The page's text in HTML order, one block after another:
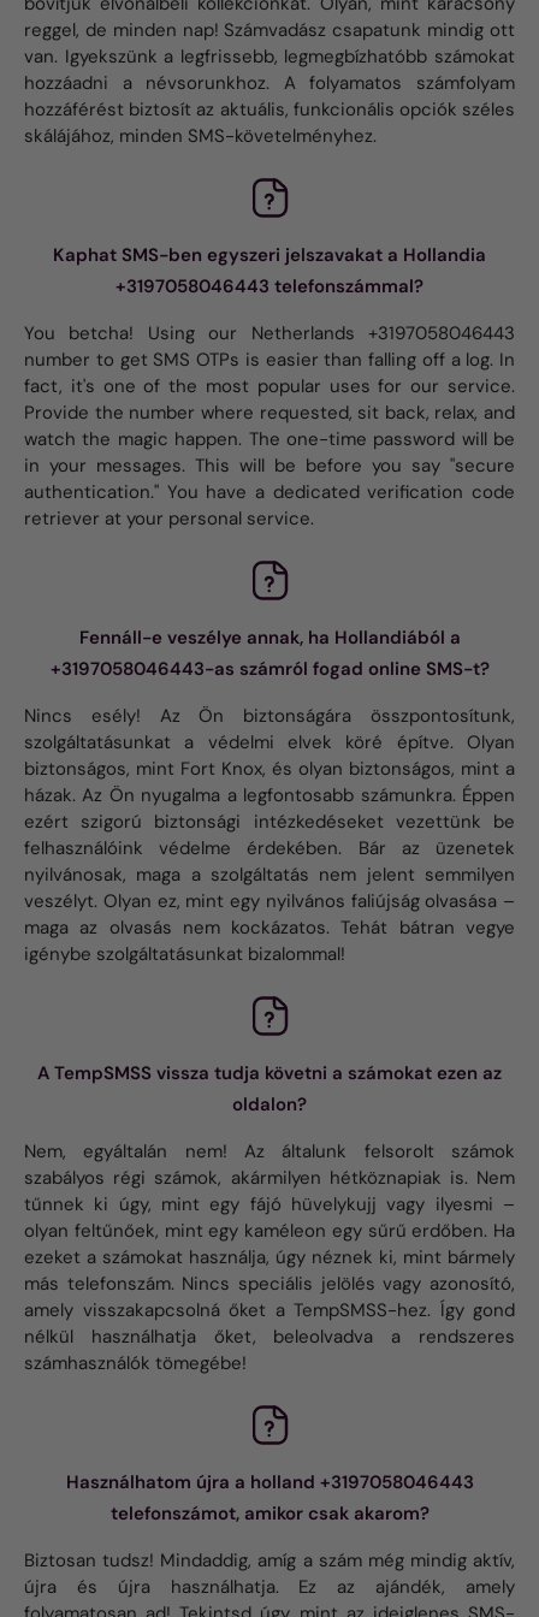
reggel, de minden nap! Számvadász csapatunk mindig ott
van. Igyekszünk a legfrissebb, legmegbízhatóbb számokat
hozzáadni a névsorunkhoz. A folyamatos számfolyam
hozzáférést biztosít az aktuális, funkcionális opciók széles
skálájához, minden SMS-követelményhez.
Kaphat SMS-ben egyszeri jelszavakat a Hollandia
+3197058046443 telefonszámmal?
You betcha! Using our Netherlands +3197058046443
number to get SMS OTPs is easier than falling off a log. In
fact, it's one of the most popular uses for our service.
Provide the number where requested, sit back, relax, and
watch the magic happen. The one-time password will be
in your messages. This will be before you say "secure
authentication." You have a dedicated verification code
retriever at your personal service.
Fennáll-e veszélye annak, ha Hollandiából a
+3197058046443-as számról fogad online SMS-t?
Nincs esély! Az Ön biztonságára összpontosítunk,
szolgáltatásunkat a védelmi elvek köré építve. Olyan
biztonságos, mint Fort Knox, és olyan biztonságos, mint a
házak. Az Ön nyugalma a legfontosabb számunkra. Éppen
ezért szigorú biztonsági intézkedéseket vezettünk be
felhasználóink ​​védelme érdekében. Bár az üzenetek
nyilvánosak, maga a szolgáltatás nem jelent semmilyen
veszélyt. Olyan ez, mint egy nyilvános faliújság olvasása –
maga az olvasás nem kockázatos. Tehát bátran vegye
igénybe szolgáltatásunkat bizalommal!
A TempSMSS vissza tudja követni a számokat ezen az
oldalon?
Nem, egyáltalán nem! Az általunk felsorolt ​​számok
szabályos régi számok, akármilyen hétköznapiak is. Nem
tűnnek ki úgy, mint egy fájó hüvelykujj vagy ilyesmi –
olyan feltűnőek, mint egy kaméleon egy sűrű erdőben. Ha
ezeket a számokat használja, úgy néznek ki, mint bármely
más telefonszám. Nincs speciális jelölés vagy azonosító,
amely visszakapcsolná őket a TempSMSS-hez. Így gond
nélkül használhatja őket, beleolvadva a rendszeres
számhasználók tömegébe!
Használhatom újra a holland +3197058046443
telefonszámot, amikor csak akarom?
Biztosan tudsz! Mindaddig, amíg a szám még mindig aktív,
újra és újra használhatja. Ez az ajándék, amely